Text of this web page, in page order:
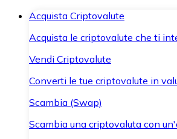
Acquista Criptovalute
Acquista le criptovalute che ti
Vendi Criptovalute
Converti le tue criptovalute in
Scambia (Swap)
Scambia una criptovaluta con